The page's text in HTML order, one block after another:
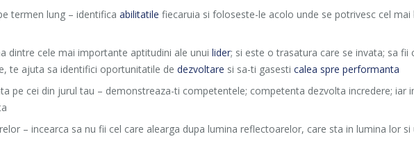
termen lung – identifica abilitatile fiecaruia si foloseste-le acolo unde se potrivesc cel
dintre cele mai importante aptitudini ale unui lider; si este o trasatura care se invata; sa fii
te ajuta sa identifici oportunitatile de dezvoltare si sa-ti gasesti calea spre performanta
pe cei din jurul tau – demonstreaza-ti competentele; competenta dezvolta incredere; iar
– incearca sa nu fii cel care alearga dupa lumina reflectoarelor, care sta in lumina lor